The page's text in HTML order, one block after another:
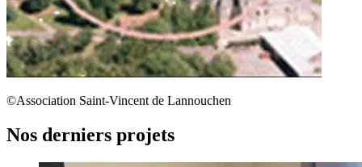
©Association Saint-Vincent de Lannouchen
Nos derniers projets